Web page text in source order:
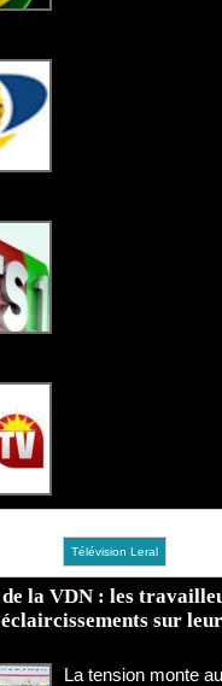
Télévision Leral
la VDN : les
sur
La tension monte